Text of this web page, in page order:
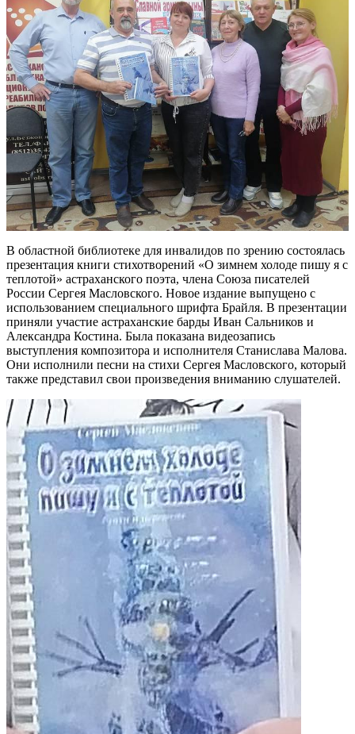
В областной библиотеке для инвалидов по зрению состоялась
презентация книги стихотворений «О зимнем холоде пишу я с
теплотой» астраханского поэта, члена Союза писателей
России Сергея Масловского. Новое издание выпущено с
использованием специального шрифта Брайля. В презентации
приняли участие астраханские барды Иван Сальников и
Александра Костина. Была показана видеозапись
выступления композитора и исполнителя Станислава Малова.
Они исполнили песни на стихи Сергея Масловского, который
также представил свои произведения вниманию слушателей.